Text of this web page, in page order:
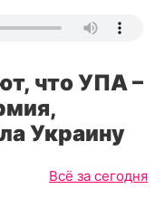
что УПА –
Украину
Всё за сегодня